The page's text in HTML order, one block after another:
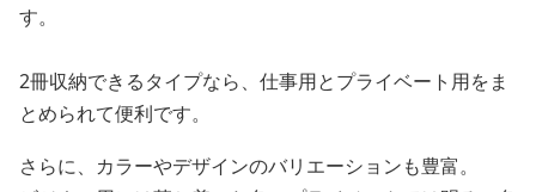
す。
2冊収納できるタイプなら、仕事用とプライベート用をま
とめられて便利です。
さらに、カラーやデザインのバリエーションも豊富。